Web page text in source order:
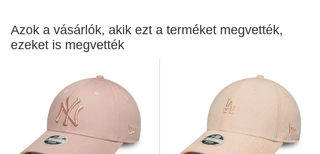
Azok a vásárlók, akik ezt a terméket megvették,
ezeket is megvették